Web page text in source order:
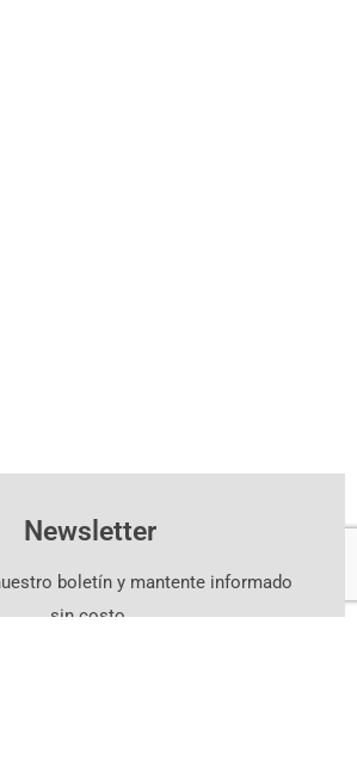
Newsletter
boletín y mantente informado
sin costo.